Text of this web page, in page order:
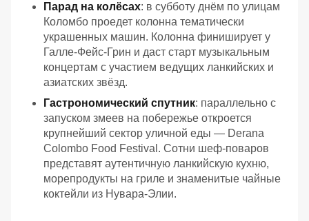
Парад на колёсах: в субботу днём по улицам
Коломбо проедет колонна тематически
украшенных машин. Колонна финиширует у
Галле-Фейс-Грин и даст старт музыкальным
концертам с участием ведущих ланкийских и
азиатских звёзд.
Гастрономический спутник: параллельно с
запуском змеев на побережье откроется
крупнейший сектор уличной еды — Derana
Colombo Food Festival. Сотни шеф-поваров
представят аутентичную ланкийскую кухню,
морепродукты на гриле и знаменитые чайные
коктейли из Нувара-Элии.